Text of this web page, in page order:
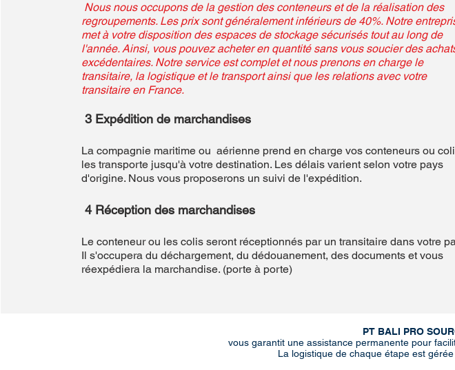
Nous nous occupons de la gestion des conteneurs et de la réalisation des
regroupements. Les prix sont généralement inférieurs de 40%. Notre
met à votre disposition des espaces de stockage sécurisés tout au long de
l'année. Ainsi, vous pouvez acheter en quantité sans vous soucier des
excédentaires. Notre service est complet et nous prenons en charge le
transitaire, la logistique et le transport ainsi que les relations avec votre
transitaire en France.
3 Expédition de marchandises
La compagnie maritime ou aérienne prend en charge vos conteneurs ou
les transporte jusqu'à votre destination. Les délais varient selon votre pays
d'origine. Nous vous proposerons un suivi de l'expédition.
4 Réception des marchandises
Le conteneur ou les colis seront réceptionnés par un transitaire dans votre
Il s'occupera du déchargement, du dédouanement, des documents et vous
réexpédiera la marchandise. (porte à porte)
PT BALI PRO
vous garantit une assistance permanente pour
La logistique de chaque étape est